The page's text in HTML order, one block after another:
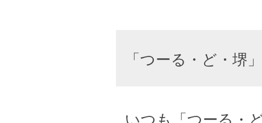
「つーる・ど・堺
いつも「つーる・